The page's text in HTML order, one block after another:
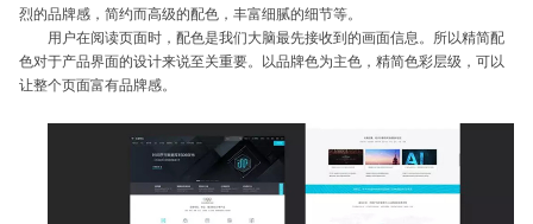
烈的品牌感，简约而高级的配色，丰富细腻的细节等。
用户在阅读页面时，配色是我们大脑最先接收到的画面信息。所以精简配
色对于产品界面的设计来说至关重要。以品牌色为主色，精简色彩层级，可以
让整个页面富有品牌感。